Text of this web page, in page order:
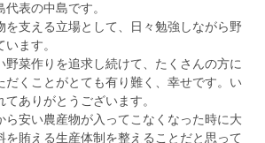
表の中島です。
を支える立場として、日々勉強しながら野
ます。
野菜作りを追求し続けて、たくさんの方に
だくことがとても有り難く、幸せです。い
ありがとうございます。
ら安い農産物が入ってこなくなった時に大
を賄える生産体制を整えることだと思って